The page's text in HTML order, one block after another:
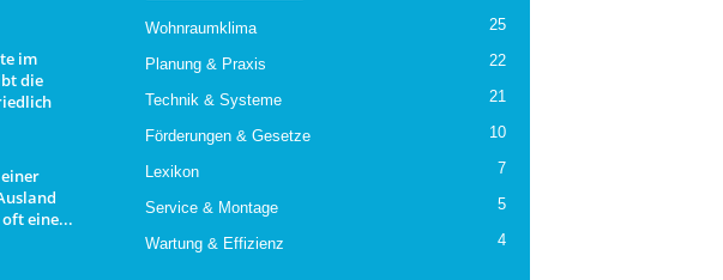
im
die
eine...
Wohnraumklima 25
Planung & Praxis 22
Technik & Systeme 21
Förderungen & Gesetze 10
Lexikon 7
Service & Montage 5
Wartung & Effizienz 4